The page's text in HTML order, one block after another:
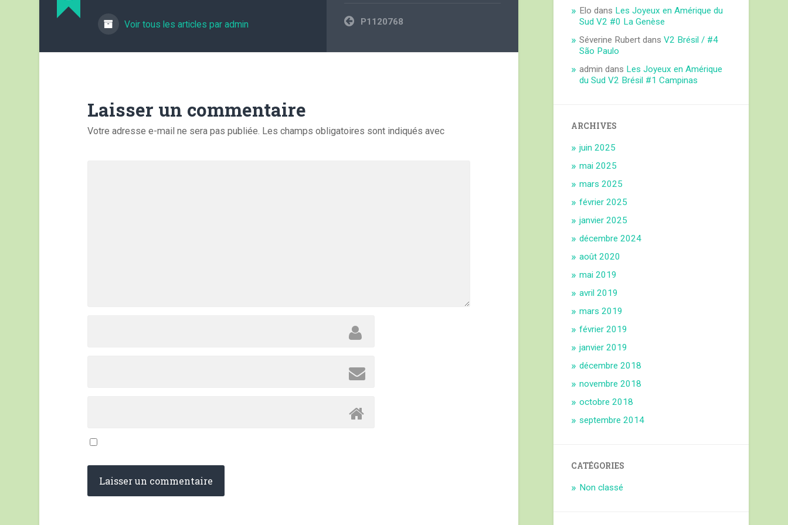
Voir tous les articles par admin
Navigation
de
P1120768
Laisser un commentaire
Votre adresse e-mail ne sera pas publiée. Les champs obligatoires sont indiqués avec
Elo dans Les Joyeux en Amérique du
Sud V2 #0 La Genèse
Séverine Rubert dansV2 Brésil / #4
São Paulo
admin dans Les Joyeux en Amérique
du Sud V2 Brésil #1 Campinas
ARCHIVES
juin 2025
mai 2025
mars 2025
février 2025
janvier 2025
décembre 2024
août 2020
mai 2019
avril 2019
mars 2019
février 2019
janvier 2019
décembre 2018
novembre 2018
octobre 2018
septembre 2014
CATÉGORIES
Non classé